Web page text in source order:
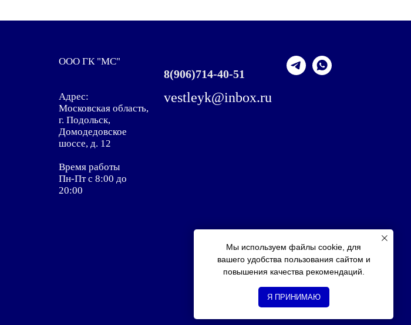
Мы используем файлы cookie, для
вашего удобства пользования сайтом и
повышения качества рекомендаций.
Я ПРИНИМАЮ
ООО ГК "МС"
Адрес:
Московская область,
г. Подольск,
Домодедовское
шоссе, д. 12
Время работы
Пн-Пт с 8:00 до
20:00
8(906)714-40-51
vestleyk@inbox.ru